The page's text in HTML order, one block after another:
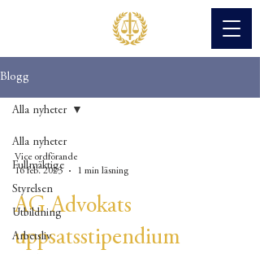
Blogg
Alla nyheter
Fullmäktige
Styrelsen
Utbildning
Arbetsliv
Alla nyheter
Vice ordförande
16 feb. 2023
1 min läsning
AG Advokats
uppsatsstipendium